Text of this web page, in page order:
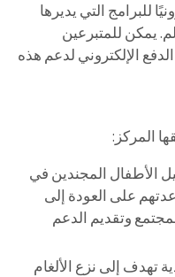
للبرامج التي يديرها
يمكن للمتبرعين
الإلكتروني لدعم هذه
المركز:
الأطفال المجندين في
على العودة إلى
وتقديم الدعم
تهدف إلى نزع الألغام